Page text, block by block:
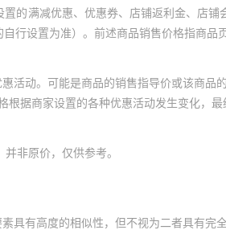
的满减优惠、优惠券、店铺返利金、店
行设置为准）。前述商品销售价格指商
活动。可能是商品的销售指导价或该商品
据商家设置的各种优惠活动发生变化，最
非原价，仅供参考。
有高度的相似性，但不视为二者具有完